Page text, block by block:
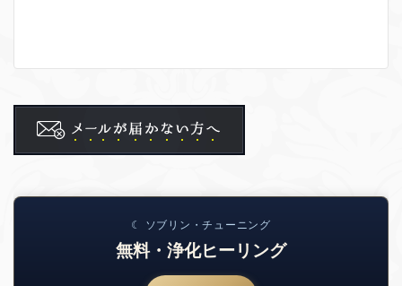
☾ ソブリン・チューニング
無料・浄化ヒーリング